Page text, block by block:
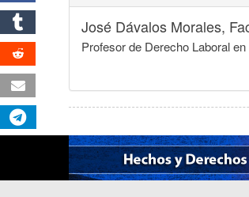
José Dávalos Morales,
Profesor de Derecho Laboral